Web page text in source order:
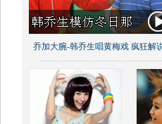
乔加大腕-韩乔生唱黄梅戏 疯狂解